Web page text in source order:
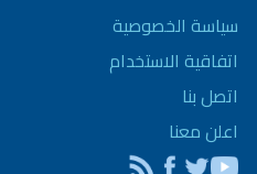
سياسة الخصوصية
اتفاقية الاستخدام
اتصل بنا
اعلن معنا